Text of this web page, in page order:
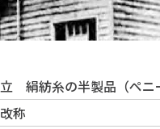
絹紡糸の半製品（ペニ
称